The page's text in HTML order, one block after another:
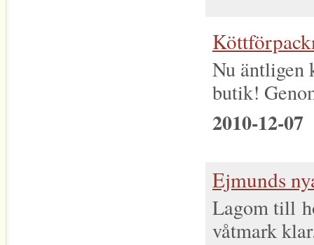
Nu äntligen
butik!
2010-12-07
Ejmunds
Lagom till
våtmark